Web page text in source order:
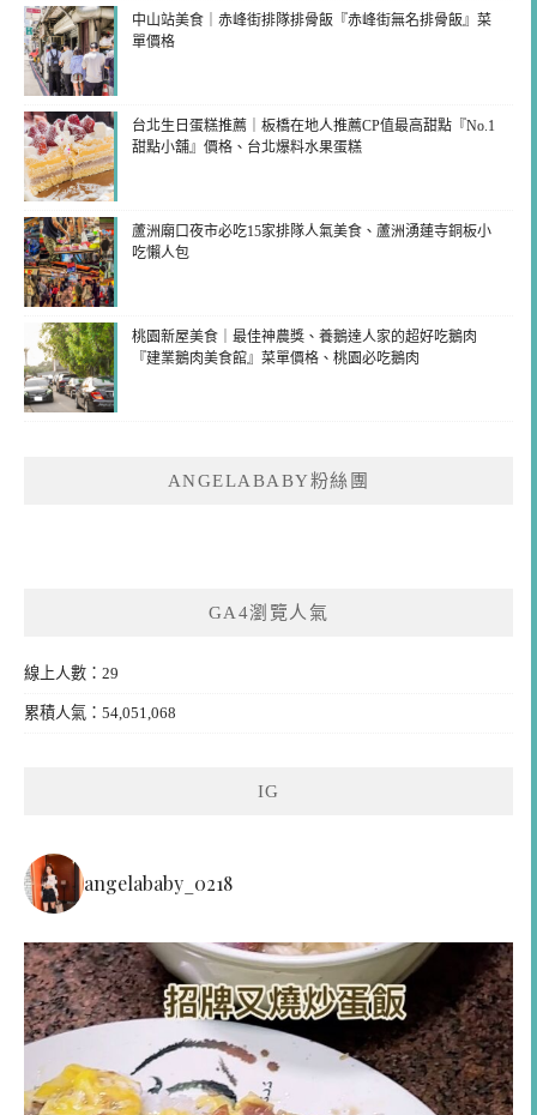
中山站美食｜赤峰街排隊排骨飯『赤峰街無名排骨飯』菜
單價格
台北生日蛋糕推薦｜板橋在地人推薦CP值最高甜點『No.1
甜點小舖』價格、台北爆料水果蛋糕
蘆洲廟口夜市必吃15家排隊人氣美食、蘆洲湧蓮寺銅板小
吃懶人包
桃園新屋美食｜最佳神農獎、養鵝達人家的超好吃鵝肉
『建業鵝肉美食館』菜單價格、桃園必吃鵝肉
ANGELABABY粉絲團
GA4瀏覽人氣
線上人數：29
累積人氣：54,051,068
IG
angelababy_0218